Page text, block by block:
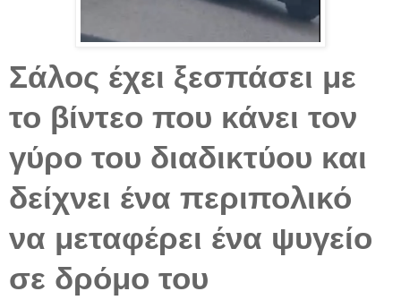
Σάλος έχει ξεσπάσει με
το βίντεο που κάνει τον
γύρο του διαδικτύου και
δείχνει ένα περιπολικό
να μεταφέρει ένα ψυγείο
σε δρόμο του